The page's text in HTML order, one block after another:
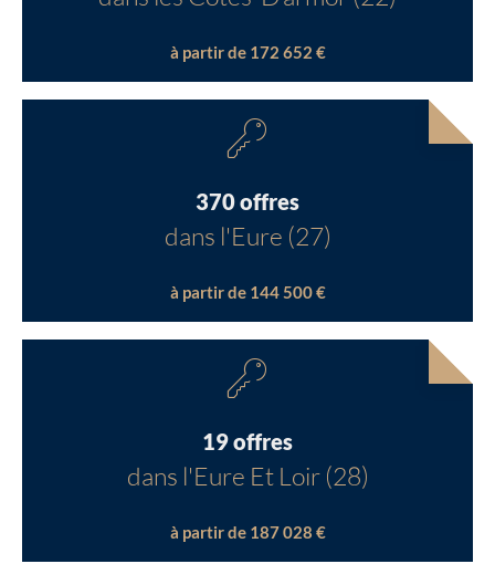
à partir de 172 652 €
370 offres
dans l'Eure (27)
à partir de 144 500 €
19 offres
dans l'Eure Et Loir (28)
à partir de 187 028 €